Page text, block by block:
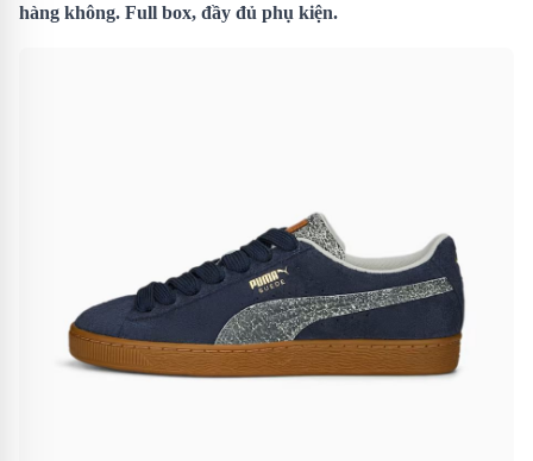
hàng không. Full box, đầy đủ phụ kiện.